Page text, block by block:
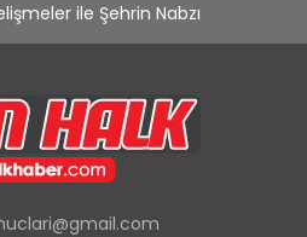
ile Şehrin Nabzı